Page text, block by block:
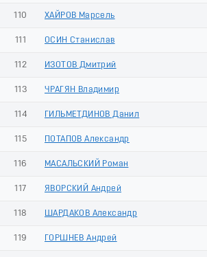
110 ХАЙРОВ Марсель
111 ОСИН Станислав
112 ИЗОТОВ Дмитрий
113 ЧРАГЯН Владимир
114 ГИЛЬМЕТДИНОВ Данил
115 ПОТАПОВ Александр
116 МАСАЛЬСКИЙ Роман
117 ЯВОРСКИЙ Андрей
118 ШАРДАКОВ Александр
119 ГОРШНЕВ Андрей